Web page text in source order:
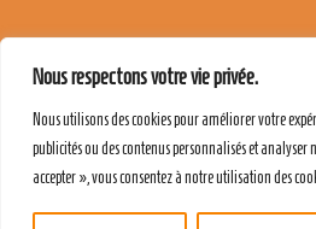
Nous respectons votre vie privée.
Nous utilisons des cookies pour améliorer votre
publicités ou des contenus personnalisés et
accepter », vous consentez à notre utilisation des
CONTACT & RECRUTEMENT
MENTIONS LÉGALES
POLITIQUE DE CONFIDENTIALITÉ